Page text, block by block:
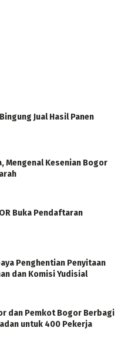
Jual Hasil Panen
Mengenal Kesenian Bogor
Buka Pendaftaran
Penghentian Penyitaan
dan Komisi Yudisial
dan Pemkot Bogor Berbagi
untuk 400 Pekerja